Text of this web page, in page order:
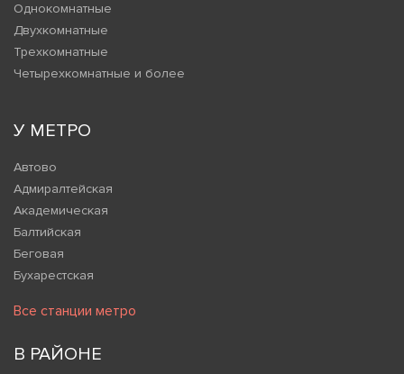
Однокомнатные
Двухкомнатные
Трехкомнатные
Четырехкомнатные и более
У МЕТРО
Автово
Адмиралтейская
Академическая
Балтийская
Беговая
Бухарестская
Все станции метро
В РАЙОНЕ